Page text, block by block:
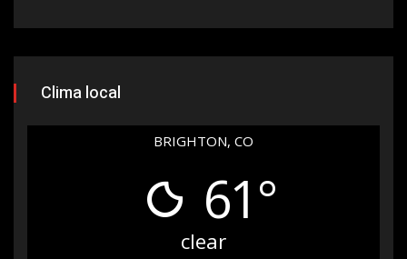
Clima local
BRIGHTON, CO
61°
clear